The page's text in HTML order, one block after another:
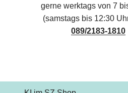
gerne werktags von 7
(samstags bis 12:30
089/2183-1810